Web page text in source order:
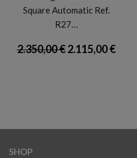
Square Automatic Ref.
R27…
2.350,00 €2.115,00 €
SHOP